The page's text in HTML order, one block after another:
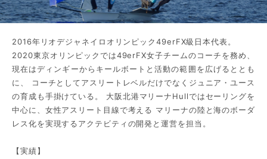
2016年リオデジャネイロオリンピック49erFX級日本代表。
2020東京オリンピックでは49erFX女子チームのコーチを務め、
現在はディンギーからキールボートと活動の範囲を広げるととも
に、 コーチとしてアスリートレベルだけでなくジュニア・ユース
の育成も手掛けている。 大阪北港マリーナHullではセーリングを
中心に、女性アスリート目線で考える マリーナの陸と海のボーダ
レス化を実現するアクテビティの開発と運営を担当。
【実績】